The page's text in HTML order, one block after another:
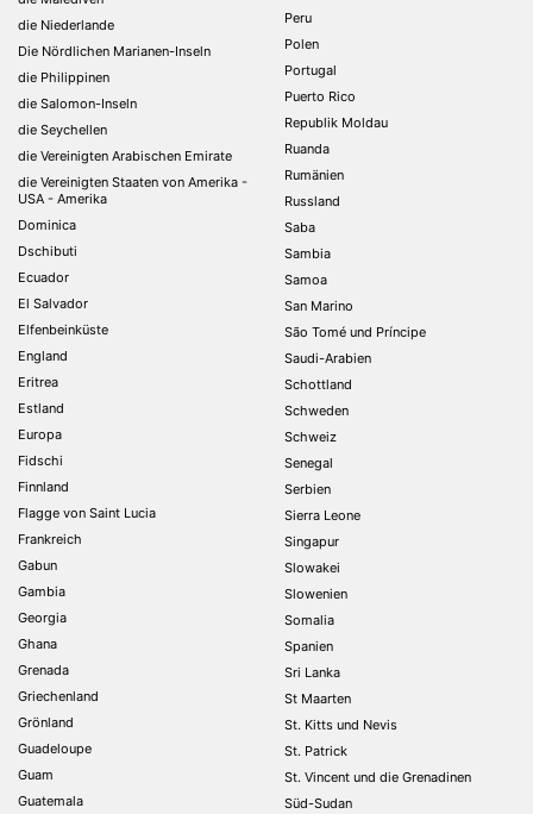
die Niederlande
Die Nördlichen Marianen-Inseln
die Philippinen
die Salomon-Inseln
die Seychellen
die Vereinigten Arabischen Emirate
die Vereinigten Staaten von Amerika -
USA - Amerika
Dominica
Dschibuti
Ecuador
El Salvador
Elfenbeinküste
England
Eritrea
Estland
Europa
Fidschi
Finnland
Flagge von Saint Lucia
Frankreich
Gabun
Gambia
Georgia
Ghana
Grenada
Griechenland
Grönland
Guadeloupe
Guam
Guatemala
Peru
Polen
Portugal
Puerto Rico
Republik Moldau
Ruanda
Rumänien
Russland
Saba
Sambia
Samoa
San Marino
São Tomé und Príncipe
Saudi-Arabien
Schottland
Schweden
Schweiz
Senegal
Serbien
Sierra Leone
Singapur
Slowakei
Slowenien
Somalia
Spanien
Sri Lanka
St Maarten
St. Kitts und Nevis
St. Patrick
St. Vincent und die Grenadinen
Süd-Sudan